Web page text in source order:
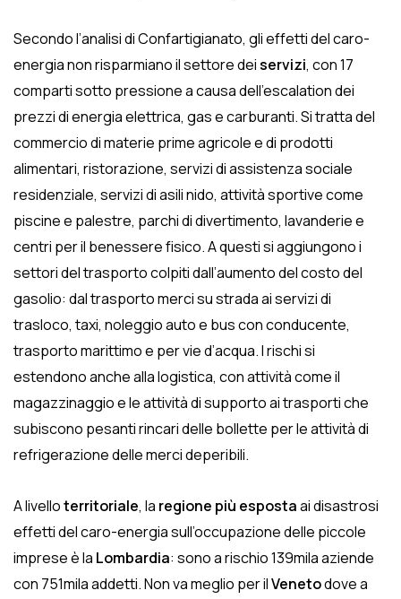
Secondo l’analisi di Confartigianato, gli effetti del caro-
energia non risparmiano il settore deiservizi, con 17
comparti sotto pressione a causa dell’escalation dei
prezzi di energia elettrica, gas e carburanti. Si tratta del
commercio di materie prime agricole e di prodotti
alimentari, ristorazione, servizi di assistenza sociale
residenziale, servizi di asili nido, attività sportive come
piscine e palestre, parchi di divertimento, lavanderie e
centri per il benessere fisico. A questi si aggiungono i
settori del trasporto colpiti dall’aumento del costo del
gasolio: dal trasporto merci su strada ai servizi di
trasloco, taxi, noleggio auto e bus con conducente,
trasporto marittimo e per vie d’acqua. I rischi si
estendono anche alla logistica, con attività come il
magazzinaggio e le attività di supporto ai trasporti che
subiscono pesanti rincari delle bollette per le attività di
refrigerazione delle merci deperibili.
A livelloterritoriale, la regione più espostaai disastrosi
effetti del caro-energia sull’occupazione delle piccole
imprese è la Lombardia: sono a rischio 139mila aziende
con 751mila addetti. Non va meglio per ilVenetodove a